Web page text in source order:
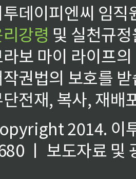
데이피엔씨 임
강령 및 실천규
보 마이 라이프
권법의 보호를
전재, 복사, 재배
2014. 이
ㅣ 보도자료